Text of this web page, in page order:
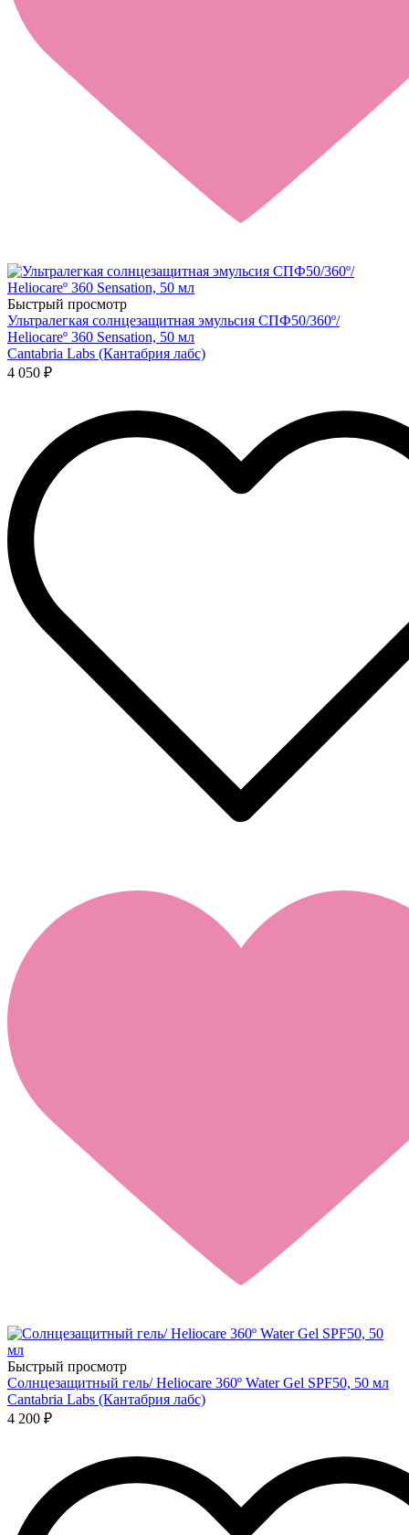
Быстрый просмотр
Ультралегкая солнцезащитная эмульсия СПФ50/360º/
Heliocareº 360 Sensation, 50 мл
Cantabria Labs (Кантабрия лабс)
4 050 ₽
Быстрый просмотр
Солнцезащитный гель/ Heliocare 360º Water Gel SPF50, 50 мл
Cantabria Labs (Кантабрия лабс)
4 200 ₽